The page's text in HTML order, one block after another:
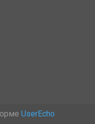
UserEcho